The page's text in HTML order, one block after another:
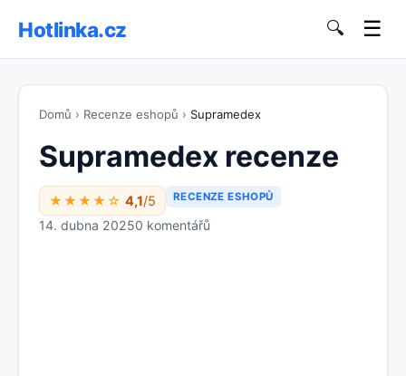
Hotlinka.cz 🔍 ☰
Domů › Recenze eshopů › Supramedex
Supramedex recenze
★★★★☆ 4,1/5 RECENZE ESHOPŮ
14. dubna 20250 komentářů